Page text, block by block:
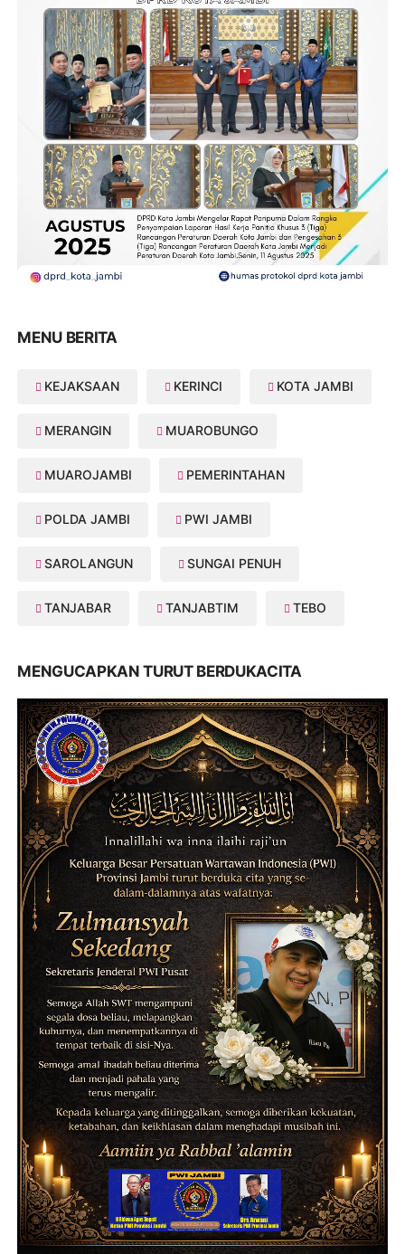
MENU BERITA
KEJAKSAAN KERINCI KOTA JAMBI
MERANGIN MUAROBUNGO
MUAROJAMBI PEMERINTAHAN
POLDA JAMBI PWI JAMBI
SAROLANGUN SUNGAI PENUH
TANJABAR TANJABTIM TEBO
MENGUCAPKAN TURUT BERDUKACITA